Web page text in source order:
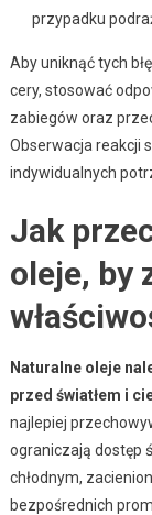
przypadku
Aby uniknąć tych
cery, stosować
zabiegów oraz
Obserwacja reakcji
indywidualnych
Jak
oleje, by
Naturalne oleje
przed światłem i
najlepiej
ograniczają dostęp
chłodnym,
bezpośrednich